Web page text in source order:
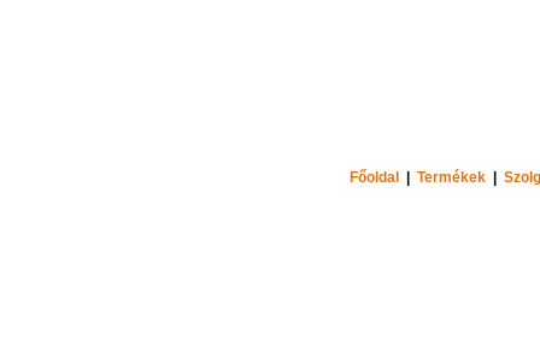
Főoldal Termékek|